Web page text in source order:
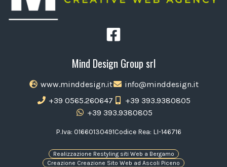
Mind Design Group srl
www.minddesign.it
info@minddesign.it
+39 0565.260647
+39 393.9380805
+39 393.9380805
P.Iva: 01660130491Codice Rea: LI-146716
Realizzazione Restyling siti Web a Bergamo
Creazione Creazione Sito Web ad Ascoli Piceno